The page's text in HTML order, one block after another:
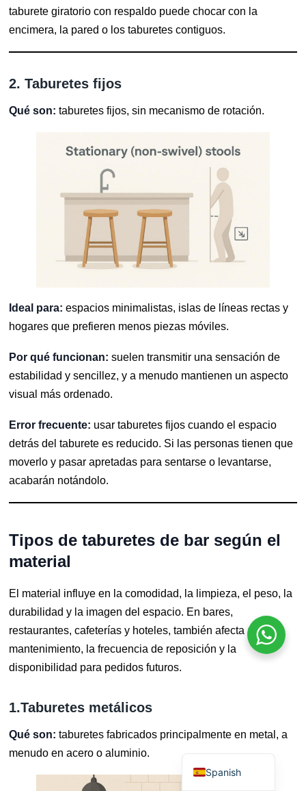
taburete giratorio con respaldo puede chocar con la
encimera, la pared o los taburetes contiguos.
2. Taburetes fijos
Qué son: taburetes fijos, sin mecanismo de rotación.
Ideal para: espacios minimalistas, islas de líneas rectas y
hogares que prefieren menos piezas móviles.
Por qué funcionan: suelen transmitir una sensación de
estabilidad y sencillez, y a menudo mantienen un aspecto
visual más ordenado.
Error frecuente: usar taburetes fijos cuando el espacio
detrás del taburete es reducido. Si las personas tienen que
moverlo y pasar apretadas para sentarse o levantarse,
acabarán notándolo.
Tipos de taburetes de bar según el
material
El material influye en la comodidad, la limpieza, el peso, la
durabilidad y la imagen del espacio. En bares,
restaurantes, cafeterías y hoteles, también afecta al
mantenimiento, la frecuencia de reposición y la
disponibilidad para pedidos futuros.
1.Taburetes metálicos
Qué son: taburetes fabricados principalmente en metal, a
menudo en acero o aluminio.
Spanish
Dutch
Polish
Portuguese
Danish
Finnish